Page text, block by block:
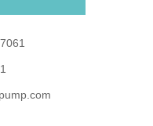
engarrafada
e pias portáteis